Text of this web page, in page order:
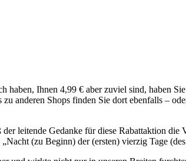
haben, Ihnen 4,99 € aber zuviel sind, haben
anderen Shops finden Sie dort ebenfalls –
leitende Gedanke für diese Rabattaktion
„Nacht (zu Beginn) der (ersten) vierzig Tage